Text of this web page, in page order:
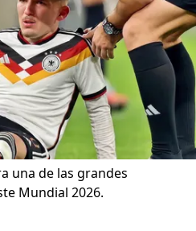
una de las grandes
Mundial 2026.